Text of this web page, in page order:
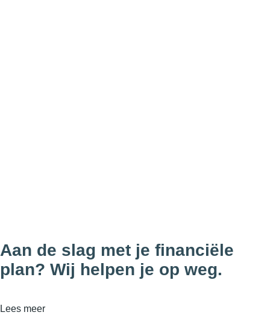
Aan de slag met je financiële
plan? Wij helpen je op weg.
Lees meer